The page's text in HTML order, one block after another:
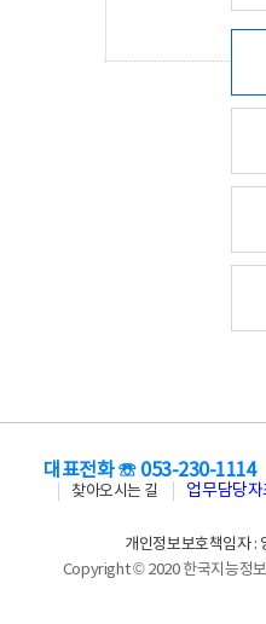
대표전화 ☏ 053-230-1114
찾아오시는 길
업무담당자
개인정보보호책임자 :
Copyright © 2020 한국지능정